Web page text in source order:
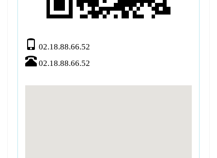
02.18.88.66.52
02.18.88.66.52